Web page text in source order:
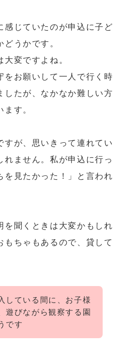
感じていたのが申込に子ど
うかです。
変ですよね。
をお願いして一人で行く時
したが、なかなか難しい方
す。
すが、思いきって連れてい
れません。私が申込に行っ
を見たかった！」と言われ
を聞くときは大変かもしれ
もちゃもあるので、貸して
している間に、お子様
遊びながら観察する園
です